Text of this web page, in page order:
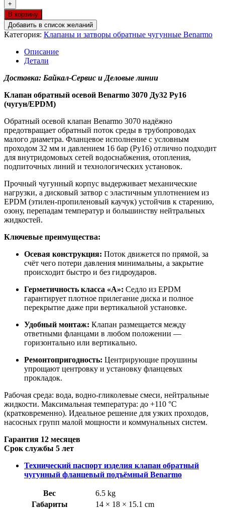
+
В корзину
Добавить в список желаний
Категория: Клапаны и затворы обратные чугунные Benarmo
Описание
Детали
Доставка: Байкал-Сервис и Деловые линии
Клапан обратный осевой Benarmo 3070 Ду32 Ру16
(чугун/EPDM)
Обратный осевой клапан Benarmo 3070 надёжно
предотвращает обратный поток среды в трубопроводах
малого диаметра. Фланцевое исполнение с условным
проходом 32 мм и давлением 16 бар (Ру16) отлично подходит
для внутридомовых сетей водоснабжения, отопления,
подпиточных линий и технологических установок.
Прочный чугунный корпус выдерживает механические
нагрузки, а дисковый затвор с эластичным уплотнением из
EPDM (этилен-пропиленовый каучук) устойчив к старению,
озону, перепадам температур и большинству нейтральных
жидкостей.
Ключевые преимущества:
Осевая конструкция: Поток движется по прямой, за
счёт чего потери давления минимальны, а закрытие
происходит быстро и без гидроударов.
Герметичность класса «А»: Седло из EPDM
гарантирует плотное прилегание диска и полное
перекрытие даже при вертикальной установке.
Удобный монтаж: Клапан размещается между
ответными фланцами в любом положении —
горизонтально или вертикально.
Ремонтопригодность: Центрирующие проушины
упрощают центровку и установку фланцевых
прокладок.
Рабочая среда: вода, водно-гликолевые смеси, нейтральные
жидкости. Максимальная температура: до +110 °C
(кратковременно). Идеальное решение для узких проходов,
насосных групп малой мощности и коммунальных систем.
Гарантия 12 месяцев
Срок службы 5 лет
Технический паспорт изделия клапан обратный
чугунный фланцевый подъёмный Benarmo
Вес
6.5 kg
Габариты
14 × 18 × 15.1 cm